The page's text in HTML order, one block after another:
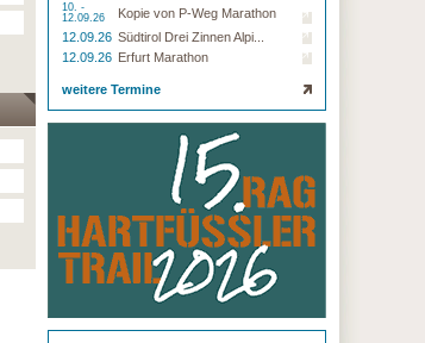
10. -
12.09.26
Kopie von P-Weg Marathon
12.09.26 Südtirol Drei Zinnen Alpi...
12.09.26 Erfurt Marathon
weitere Termine